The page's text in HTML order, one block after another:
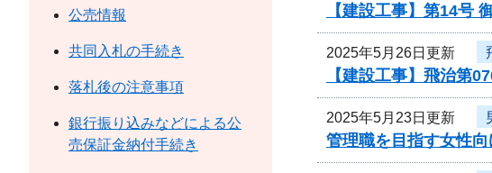
【建設工事】第14号
2025年5月26日更新
【建設工事】飛治第
2025年5月23日更新
管理職を目指す女性
公売情報
共同入札の手続き
落札後の注意事項
銀行振り込みなどによる公
売保証金納付手続き